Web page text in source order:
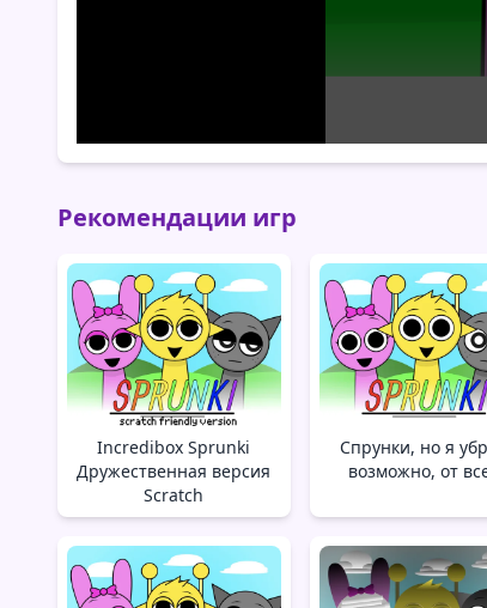
Рекомендации игр
Incredibox Sprunki
Дружественная версия
Scratch
Спрунки, но я
возможно, от